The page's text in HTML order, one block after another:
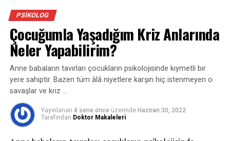
Şuur ve BDT
KAÇIRMAYIN
Anksiyete (Kaygı) Bozukluğu
PSIKOLOG
Çocuğumla Yaşadığım Kriz Anlarında
Neler Yapabilirim?
Anne babaların tavırları çocukların psikolojisinde kıymetli bir
yere sahiptir. Bazen tüm âlâ niyetlere karşın hiç istenmeyen o
savaşlar ve kriz …
Yayınlanan 4 sene önce üzerinde Haziran 30, 2022
Tarafından Doktor Makaleleri